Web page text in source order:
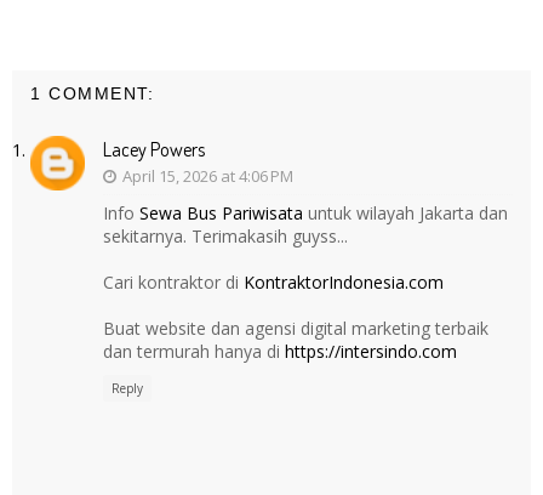
1 COMMENT:
Lacey Powers
April 15, 2026 at 4:06 PM
Info Sewa Bus Pariwisata untuk wilayah Jakarta dan
sekitarnya. Terimakasih guyss...
Cari kontraktor di KontraktorIndonesia.com
Buat website dan agensi digital marketing terbaik
dan termurah hanya di https://intersindo.com
Reply